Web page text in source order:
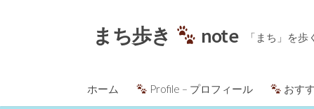
まち歩き note 「まち」を
ホーム Profile – プロフィール おす